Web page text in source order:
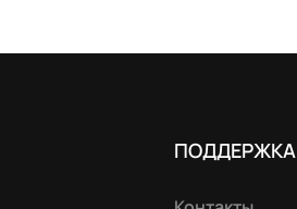
ПОДДЕРЖКА